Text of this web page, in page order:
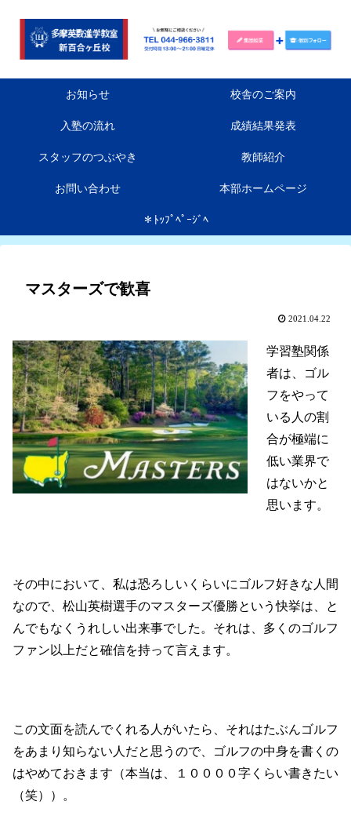
お知らせ 校舎のご案内
入塾の流れ 成績結果発表
スタッフのつぶやき 教師紹介
お問い合わせ 本部ホームページ
＊ﾄｯﾌﾟﾍﾟｰｼﾞﾍ
マスターズで歓喜
2021.04.22
学習塾関係
者は、ゴル
フをやって
いる人の割
合が極端に
低い業界で
はないかと
思います。
その中において、私は恐ろしいくらいにゴルフ好きな人間
なので、 松山英樹選手のマスターズ優勝という快挙は、と
んでもなくうれしい出来事でした。 それは、多くのゴルフ
ファン以上だと確信を持って言えます。
この文面を読んでくれる人がいたら、 それはたぶんゴルフ
をあまり知らない人だと思うので、
ゴルフの中身を書くの
はやめておきます （本当は、１００００字くらい書きたい
（笑））。